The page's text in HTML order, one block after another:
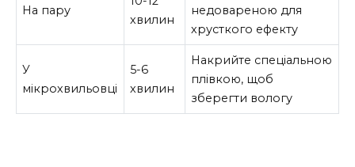
На пару
хвилин
недовареною для
хрусткого ефекту
У
мікрохвильовці
5-6
хвилин
Накрийте спеціальною
плівкою, щоб
зберегти вологу